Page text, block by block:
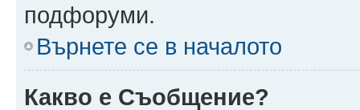
подфоруми.
Върнете се в началото
Какво е Съобщение?